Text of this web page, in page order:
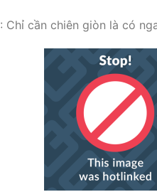
: Chỉ cần chiên giòn là có